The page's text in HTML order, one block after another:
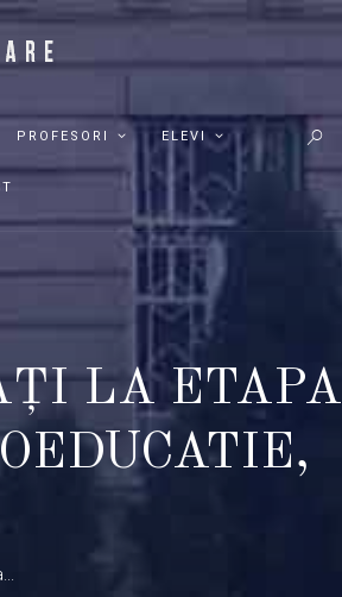
PROFESORI ELEVI
LA ETAPA